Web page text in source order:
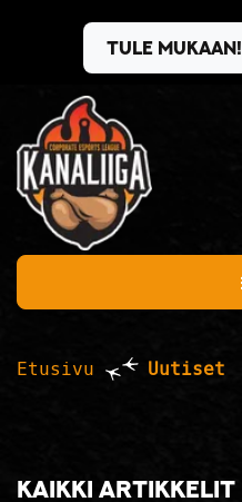
Tule mukaan!
Etusivu Uutiset
Kaikki artikkelit